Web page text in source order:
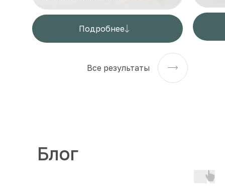
Подробнее
Все результаты
Блог